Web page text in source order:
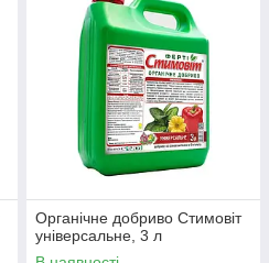
Органічне добриво Стимовіт
універсальне, 3 л